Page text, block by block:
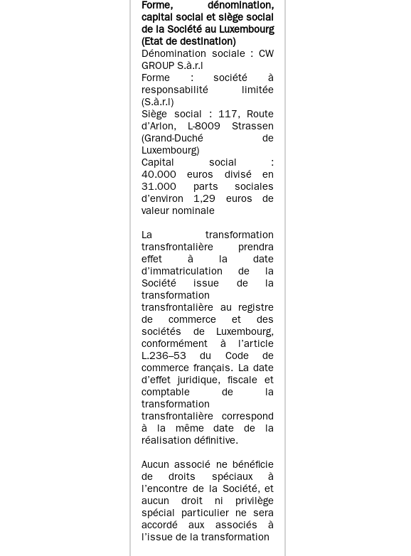
Forme, dénomination,
capital social et siège social
de la Société au Luxembourg
(Etat de destination)
Dénomination sociale : CW
GROUP S.à.r.l
Forme : société à
responsabilité limitée
(S.à.r.l)
Siège social : 117, Route
d’Arlon, L-8009 Strassen
(Grand-Duché de
Luxembourg)
Capital social :
40.000 euros divisé en
31.000 parts sociales
d’environ 1,29 euros de
valeur nominale
La transformation
transfrontalière prendra
effet à la date
d’immatriculation de la
Société issue de la
transformation
transfrontalière au registre
de commerce et des
sociétés de Luxembourg,
conformément à l’article
L.236–53 du Code de
commerce français. La date
d’effet juridique, fiscale et
comptable de la
transformation
transfrontalière correspond
à la même date de la
réalisation définitive.
Aucun associé ne bénéficie
de droits spéciaux à
l’encontre de la Société, et
aucun droit ni privilège
spécial particulier ne sera
accordé aux associés à
l’issue de la transformation